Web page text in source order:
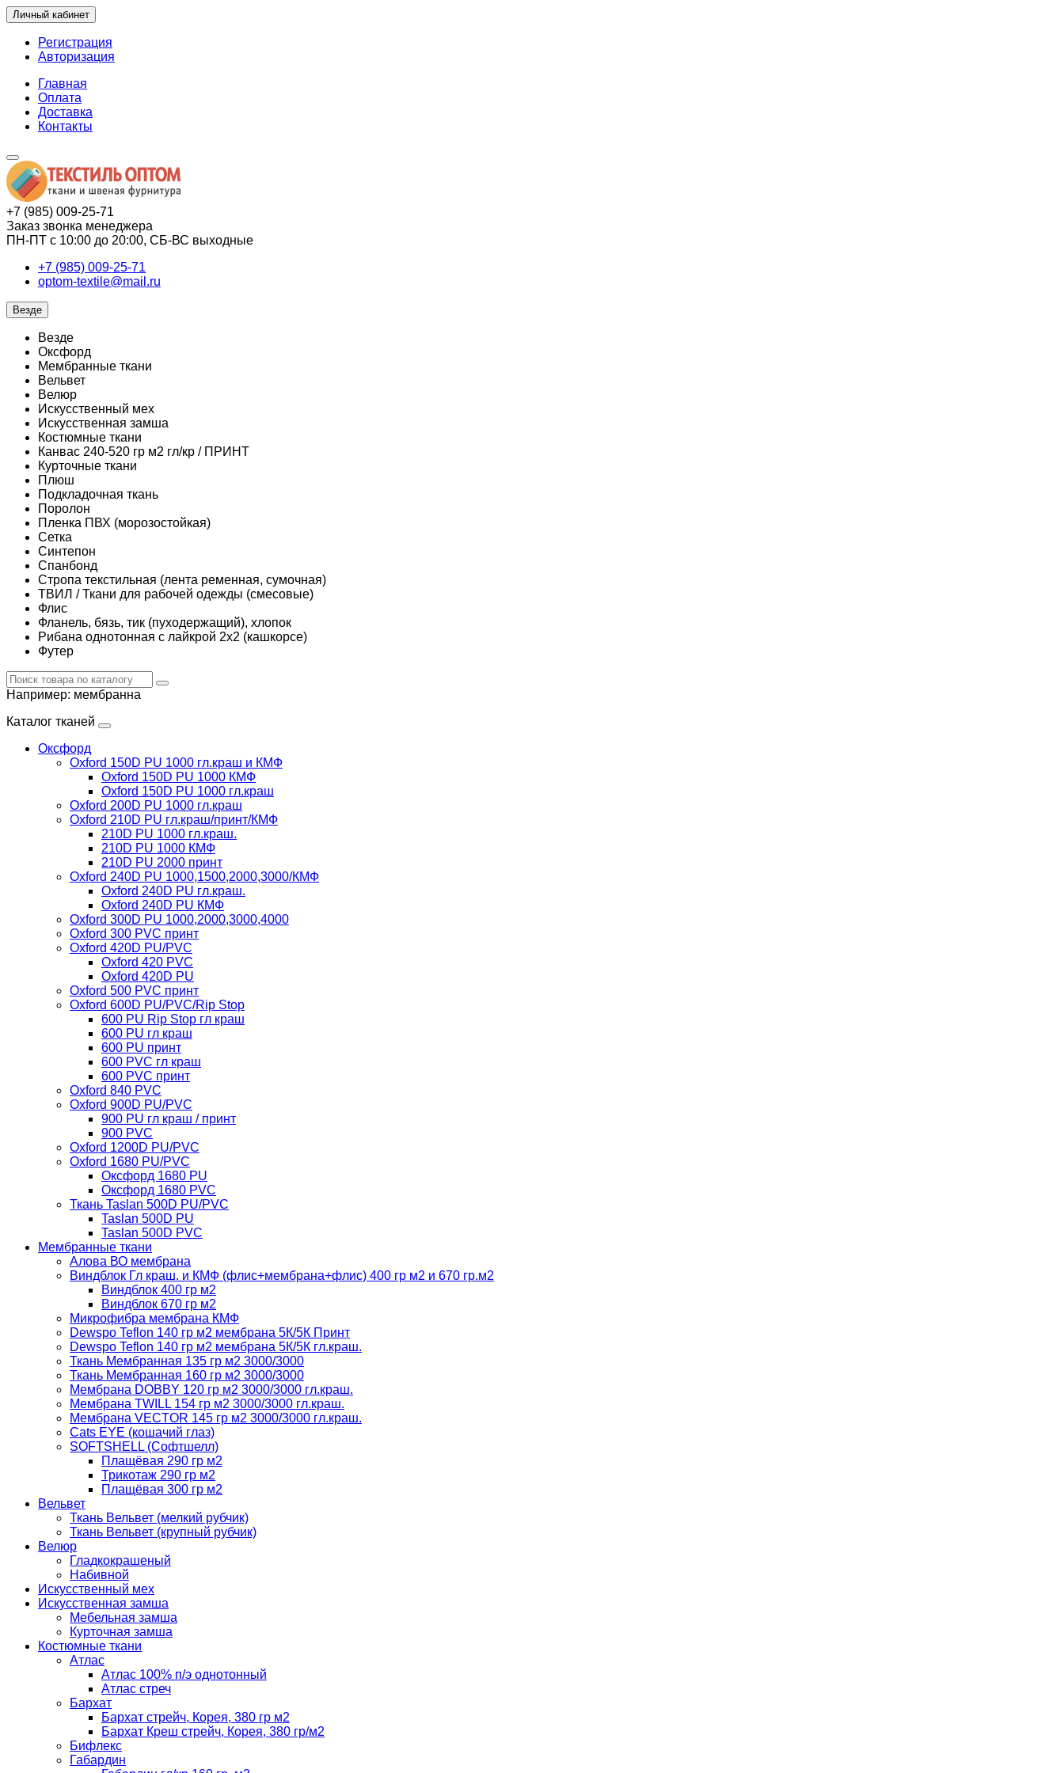
Личный кабинет
Регистрация
Авторизация
Главная
Оплата
Доставка
Контакты
+7 (985) 009-25-71
Заказ звонка менеджера
ПН-ПТ с 10:00 до 20:00, СБ-ВС выходные
+7 (985) 009-25-71
optom-textile@mail.ru
Везде
Везде
Оксфорд
Мембранные ткани
Вельвет
Велюр
Искусственный мех
Искусственная замша
Костюмные ткани
Канвас 240-520 гр м2 гл/кр / ПРИНТ
Курточные ткани
Плюш
Подкладочная ткань
Поролон
Пленка ПВХ (морозостойкая)
Сетка
Синтепон
Спанбонд
Стропа текстильная (лента ременная, сумочная)
ТВИЛ / Ткани для рабочей одежды (смесовые)
Флис
Фланель, бязь, тик (пуходержащий), хлопок
Рибана однотонная с лайкрой 2х2 (кашкорсе)
Футер
Например: мембранна
Каталог тканей
Оксфорд
Oxford 150D PU 1000 гл.краш и КМФ
Oxford 150D PU 1000 КМФ
Oxford 150D PU 1000 гл.краш
Oxford 200D PU 1000 гл.краш
Oxford 210D PU гл.краш/принт/КМФ
210D PU 1000 гл.краш.
210D PU 1000 КМФ
210D PU 2000 принт
Oxford 240D PU 1000,1500,2000,3000/КМФ
Oxford 240D PU гл.краш.
Oxford 240D PU КМФ
Oxford 300D PU 1000,2000,3000,4000
Oxford 300 PVC принт
Oxford 420D PU/PVC
Oxford 420 PVC
Oxford 420D PU
Oxford 500 PVC принт
Oxford 600D PU/PVC/Rip Stop
600 PU Rip Stop гл краш
600 PU гл краш
600 PU принт
600 PVC гл краш
600 PVC принт
Oxford 840 PVC
Oxford 900D PU/PVC
900 PU гл краш / принт
900 PVC
Oxford 1200D PU/PVC
Oxford 1680 PU/PVC
Оксфорд 1680 PU
Оксфорд 1680 PVC
Ткань Taslan 500D PU/PVC
Taslan 500D PU
Taslan 500D PVC
Мембранные ткани
Алова ВО мембрана
Виндблок Гл краш. и КМФ (флис+мембрана+флис) 400 гр м2 и 670 гр.м2
Виндблок 400 гр м2
Виндблок 670 гр м2
Микрофибра мембрана КМФ
Dewspo Teflon 140 гр м2 мембрана 5К/5К Принт
Dewspo Teflon 140 гр м2 мембрана 5К/5К гл.краш.
Ткань Мембранная 135 гр м2 3000/3000
Ткань Мембранная 160 гр м2 3000/3000
Мембрана DOBBY 120 гр м2 3000/3000 гл.краш.
Мембрана TWILL 154 гр м2 3000/3000 гл.краш.
Мембрана VECTOR 145 гр м2 3000/3000 гл.краш.
Cats EYE (кошачий глаз)
SOFTSHELL (Софтшелл)
Плащёвая 290 гр м2
Трикотаж 290 гр м2
Плащёвая 300 гр м2
Вельвет
Ткань Вельвет (мелкий рубчик)
Ткань Вельвет (крупный рубчик)
Велюр
Гладкокрашеный
Набивной
Искусственный мех
Искусственная замша
Мебельная замша
Курточная замша
Костюмные ткани
Атлас
Атлас 100% п/э однотонный
Атлас стреч
Бархат
Бархат стрейч, Корея, 380 гр м2
Бархат Креш стрейч, Корея, 380 гр/м2
Бифлекс
Габардин